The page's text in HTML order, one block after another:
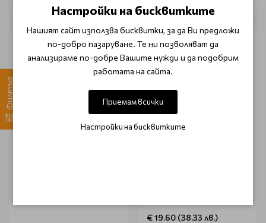
Филтър
€ 19.60 (38.33 лв.)
Настройки на бисквитките
Нашият сайт използва бисквитки, за да Ви предложи
по-добро пазаруване. Те ни позволяват да
анализираме по-добре Вашите нужди и да подобрим
работата на сайта.
Приемам всички
Настройки на бисквитките